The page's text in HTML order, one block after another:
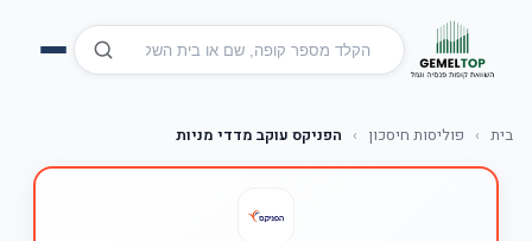
בית › פוליסות חיסכון › הפניקס עוקב מדדי מניות